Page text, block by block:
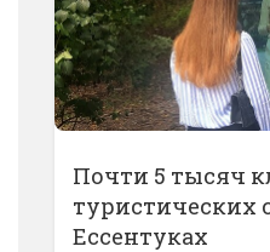
Почти 5 тысяч
туристических
Ессентуках